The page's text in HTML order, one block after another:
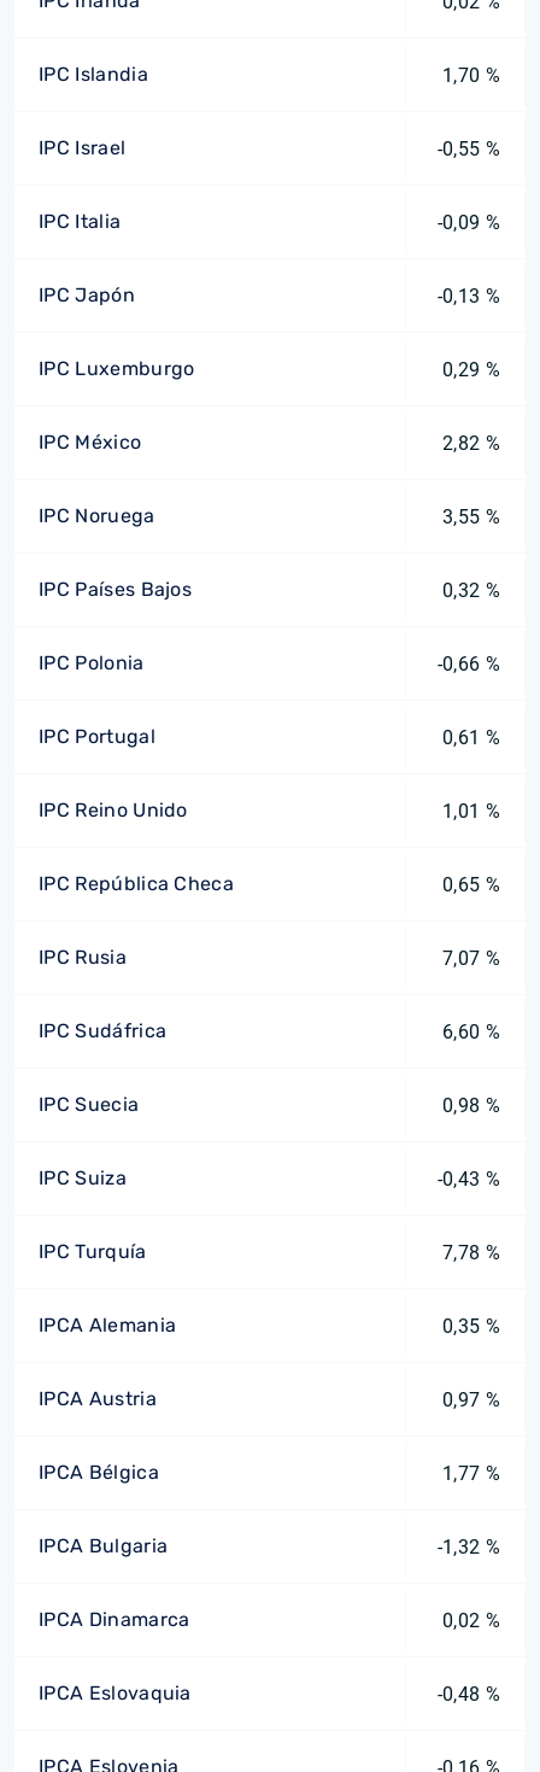
IPC Islandia 1,70 %
IPC Israel -0,55 %
IPC Italia -0,09 %
IPC Japón -0,13 %
IPC Luxemburgo 0,29 %
IPC México 2,82 %
IPC Noruega 3,55 %
IPC Países Bajos 0,32 %
IPC Polonia -0,66 %
IPC Portugal 0,61 %
IPC Reino Unido 1,01 %
IPC República Checa 0,65 %
IPC Rusia 7,07 %
IPC Sudáfrica 6,60 %
IPC Suecia 0,98 %
IPC Suiza -0,43 %
IPC Turquía 7,78 %
IPCA Alemania 0,35 %
IPCA Austria 0,97 %
IPCA Bélgica 1,77 %
IPCA Bulgaria -1,32 %
IPCA Dinamarca 0,02 %
IPCA Eslovaquia -0,48 %
IPCA Eslovenia -0,16 %